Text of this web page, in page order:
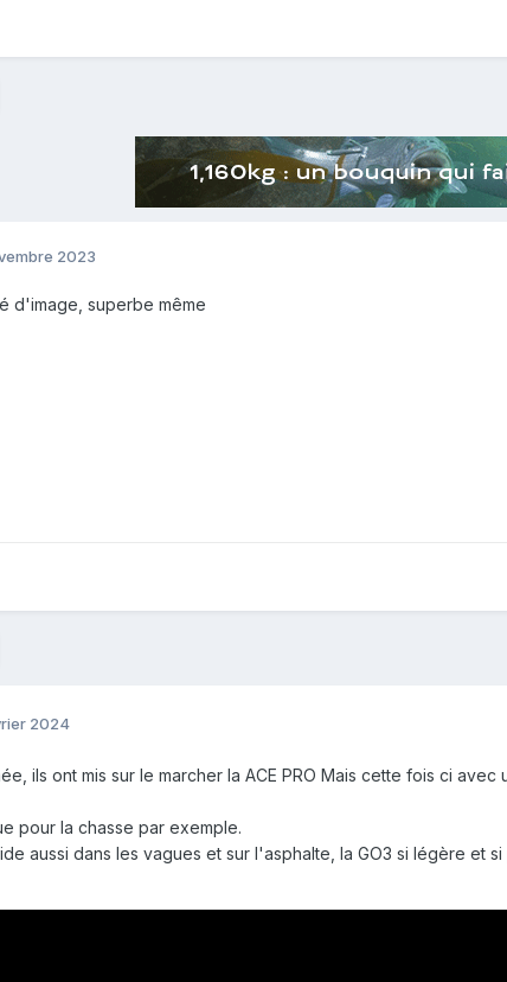
2023
d'image, superbe même
2024
ils ont mis sur le marcher la ACE PRO Mais cette fois ci
pour la chasse par exemple.
aussi dans les vagues et sur l'asphalte, la GO3 si légère et